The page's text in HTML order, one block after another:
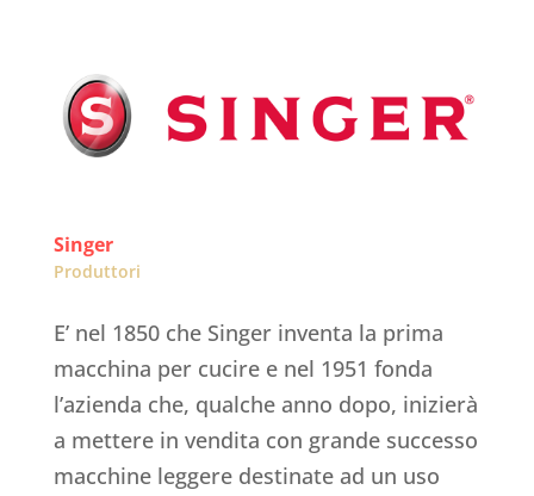
Singer
Produttori
E’ nel 1850 che Singer inventa la prima
macchina per cucire e nel 1951 fonda
l’azienda che, qualche anno dopo, inizierà
a mettere in vendita con grande successo
macchine leggere destinate ad un uso